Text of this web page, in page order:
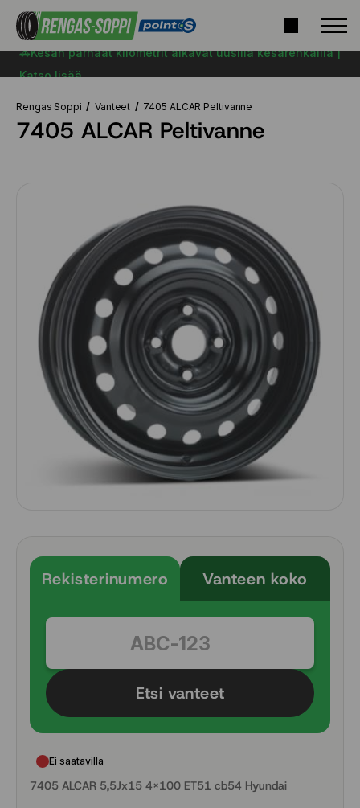
🚗Kesän parhaat kilometrit alkavat uusilla kesärenkailla |
Katso lisää
Rengas Soppi Vanteet 7405 ALCAR Peltivanne
7405 ALCAR Peltivanne
Rekisterinumero Vanteen koko
Etsi vanteet
Ei saatavilla
7405 ALCAR 5,5Jx15 4x100 ET51 cb54 Hyundai